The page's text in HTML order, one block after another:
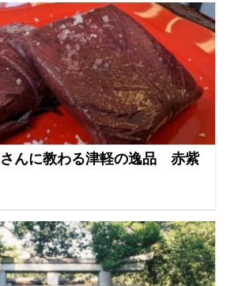
さんに教わる津軽の逸品 赤紫